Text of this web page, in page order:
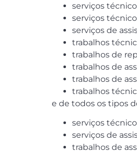
serviços
serviços
serviços de
trabalhos
trabalhos de
trabalhos de
trabalhos de
trabalhos
e de todos os tipos
serviços
serviços de
trabalhos de